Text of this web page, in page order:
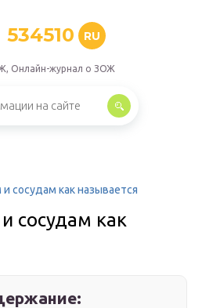
534510 RU
Онлайн-журнал о ЗОЖ
сосудам как называется
сосудам как